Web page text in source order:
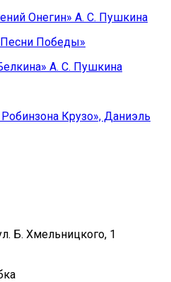
Онегин» А. С. Пушкина
Победы»
А. С. Пушкина
Крузо», Даниэль
Б. Хмельницкого, 1